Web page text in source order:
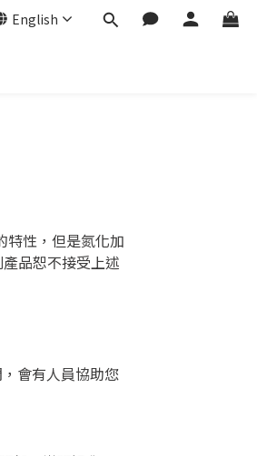
English
特性，但是氮化加
品恕不接受上述
會有人員協助您